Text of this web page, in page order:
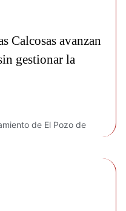
Calcosas avanzan
gestionar la
de El Pozo de